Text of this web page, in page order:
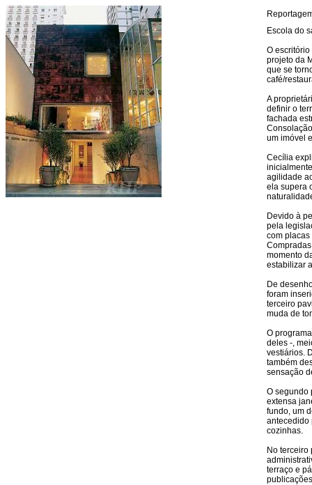
Escola do
O
projeto da
que se
café/
A
definir o
fachada
um imóvel
Cecília
agilidade
ela supera
Devido à
pela
com
momento
estabilizar
De
foram
terceiro
muda de
O
deles -,
vestiários.
também
sensação
O segundo
extensa
fundo, um
antecedido
cozinhas.
No terceiro
terraço e